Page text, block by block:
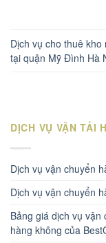
Dịch vụ cho thuê kho
tại quận Mỹ Đình Hà
DỊCH VỤ VẬN TẢI
Dịch vụ vận chuyển
Dịch vụ vận chuyển
Bảng giá dịch vụ
hàng không của